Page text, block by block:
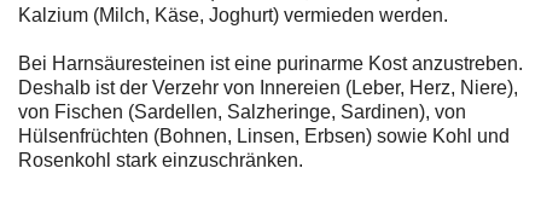
Kalzium (Milch, Käse, Joghurt) vermieden werden.
Bei Harnsäuresteinen ist eine purinarme Kost anzustreben.
Deshalb ist der Verzehr von Innereien (Leber, Herz, Niere),
von Fischen (Sardellen, Salzheringe, Sardinen), von
Hülsenfrüchten (Bohnen, Linsen, Erbsen) sowie Kohl und
Rosenkohl stark einzuschränken.